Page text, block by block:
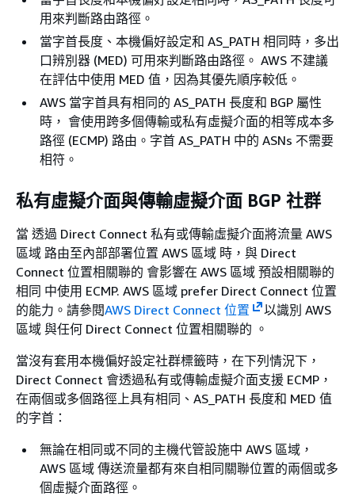
用來判斷路由路徑。
當字首長度、本機偏好設定和 AS_PATH 相同時，多出
口辨別器 (MED) 可用來判斷路由路徑。 AWS 不建議
在評估中使用 MED 值，因為其優先順序較低。
AWS 當字首具有相同的 AS_PATH 長度和 BGP 屬性
時， 會使用跨多個傳輸或私有虛擬介面的相等成本多
路徑 (ECMP) 路由。字首 AS_PATH 中的 ASNs 不需要
相符。
私有虛擬介面與傳輸虛擬介面 BGP 社群
當 透過 Direct Connect 私有或傳輸虛擬介面將流量 AWS
區域 路由至內部部署位置 AWS 區域 時，與 Direct
Connect 位置相關聯的 會影響在 AWS 區域 預設相關聯的
相同 中使用 ECMP. AWS 區域 prefer Direct Connect 位置
的能力。請參閱AWS Direct Connect 位置
以識別 AWS
區域 與任何 Direct Connect 位置相關聯的 。
當沒有套用本機偏好設定社群標籤時，在下列情況下，
Direct Connect 會透過私有或傳輸虛擬介面支援 ECMP，
在兩個或多個路徑上具有相同、AS_PATH 長度和 MED 值
的字首：
無論在相同或不同的主機代管設施中 AWS 區域，
AWS 區域 傳送流量都有來自相同關聯位置的兩個或多
個虛擬介面路徑。